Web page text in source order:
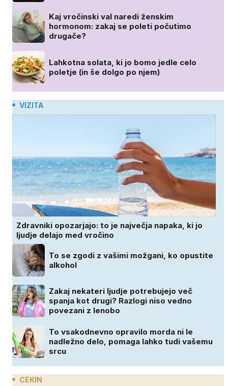
Kaj vročinski val naredi ženskim
hormonom: zakaj se poleti počutimo
drugače?
Lahkotna solata, ki jo bomo jedle celo
poletje (in še dolgo po njem)
VIZITA
Zdravniki opozarjajo: to je največja napaka, ki jo
ljudje delajo med vročino
To se zgodi z vašimi možgani, ko opustite
alkohol
Zakaj nekateri ljudje potrebujejo več
spanja kot drugi? Razlogi niso vedno
povezani z lenobo
To vsakodnevno opravilo morda ni le
nadležno delo, pomaga lahko tudi vašemu
srcu
CEKIN